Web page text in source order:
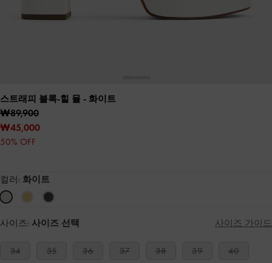
스트래피 블록-힐 뮬 - 화이트
₩89,900
₩45,000
50% OFF
컬러: 화이트
사이즈: 사이즈 선택 사이즈 가이드
34 35 36 37 38 39 40